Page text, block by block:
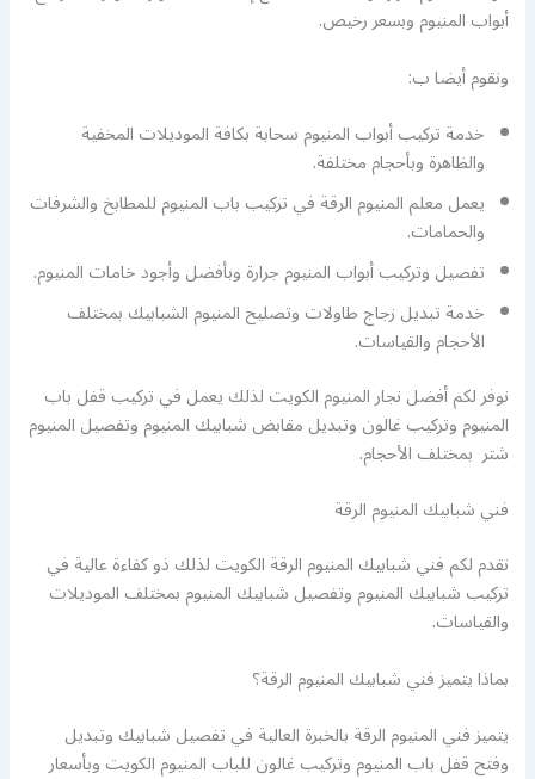
أبواب المنيوم وبسعر رخيص.
ونقوم أيضا ب:
خدمة تركيب أبواب المنيوم سحابة بكافة الموديلات المخفية
والظاهرة وبأحجام مختلفة.
يعمل معلم المنيوم الرقة في تركيب باب المنيوم للمطابخ والشرفات
والحمامات.
تفصيل وتركيب أبواب المنيوم جرارة وبأفضل وأجود خامات المنيوم.
خدمة تبديل زجاج طاولات وتصليح المنيوم الشبابيك بمختلف
الأحجام والقياسات.
نوفر لكم أفضل نجار المنيوم الكويت لذلك يعمل في تركيب قفل باب
المنيوم وتركيب غالون وتبديل مقابض شبابيك المنيوم وتفصيل المنيوم
شتر بمختلف الأحجام.
فني شبابيك المنيوم الرقة
نقدم لكم فني شبابيك المنيوم الرقة الكويت لذلك ذو كفاءة عالية في
تركيب شبابيك المنيوم وتفصيل شبابيك المنيوم بمختلف الموديلات
والقياسات.
بماذا يتميز فني شبابيك المنيوم الرقة؟
يتميز فني المنيوم الرقة بالخبرة العالية في تفصيل شبابيك وتبديل
وفتح قفل باب المنيوم وتركيب غالون للباب المنيوم الكويت وبأسعار